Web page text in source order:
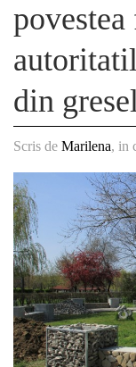
din
Scris de Marilena, in